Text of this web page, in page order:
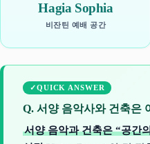
Hagia Sophia
비잔틴 예배 공간
QUICK ANSWER
Q. 서양 음악사와 건축은
서양 음악과 건축은 “공간